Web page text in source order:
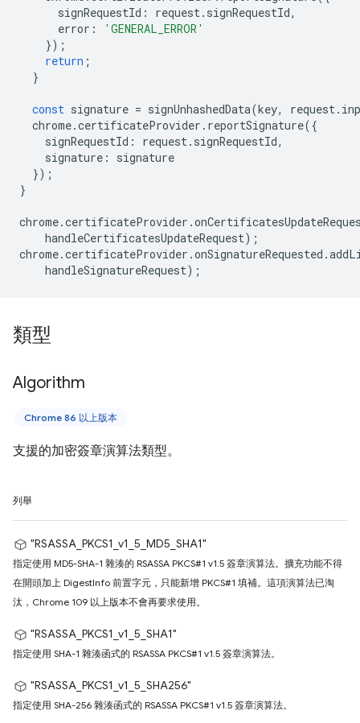
signRequestId : request. signRequestId,
error :
'GENERAL_ERROR'
});
return ;
}
const signature = signUnhashedData(key, request.
chrome.certificateProvider . reportSignature({
signRequestId : request. signRequestId,
signature :
signature
});
}
chrome.certificateProvider .
handleCertificatesUpdateRequest);
chrome.certificateProvider .onSignatureRequested .
handleSignatureRequest);
類型
Algorithm
Chrome 86 以上版本
支援的加密簽章演算法類型。
列舉
"RSASSA_PKCS1_v1_5_MD5_SHA1"
指定使用 MD5-SHA-1 雜湊的 RSASSA PKCS#1 v1.5 簽章演算法。擴充功能不得
在開頭加上 DigestInfo 前置字元，只能新增 PKCS#1 填補。這項演算法已淘
汰，Chrome 109 以上版本不會再要求使用。
"RSASSA_PKCS1_v1_5_SHA1"
指定使用 SHA-1 雜湊函式的 RSASSA PKCS#1 v1.5 簽章演算法。
"RSASSA_PKCS1_v1_5_SHA256"
指定使用 SHA-256 雜湊函式的 RSASSA PKCS#1 v1.5 簽章演算法。